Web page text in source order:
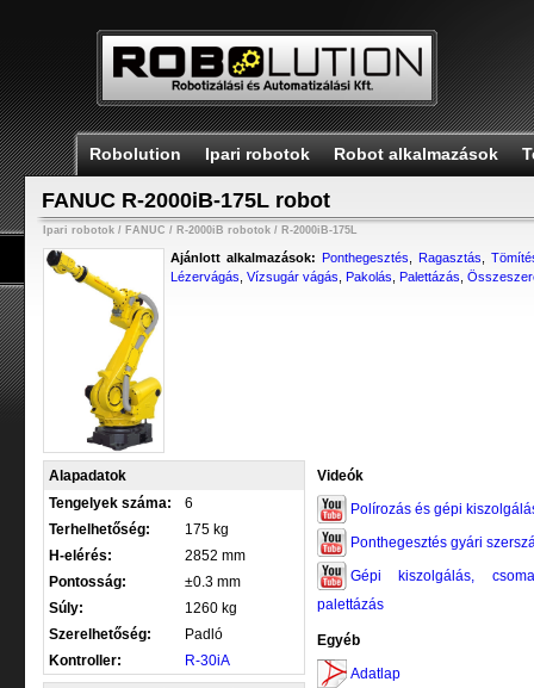
Robolution Ipari robotok Robot alkalmazások
FANUC R-2000iB-175L robot
Ipari robotok / FANUC / R-2000iB robotok / R-2000iB-175L
Ajánlott alkalmazások: Ponthegesztés Ragasztás
Lézervágás Vízsugár vágás Pakolás Palettázás
Alapadatok
Tengelyek száma:
6
Terhelhetőség:
175 kg
H-elérés:
2852 mm
Pontosság:
±0.3 mm
Súly:
1260 kg
Szerelhetőség:
Padló
Kontroller:
R-30iA
Videók
Polírozás és gépi
Ponthegesztés gyári
Gépi kiszolgálás,
palettázás
Egyéb
Adatlap